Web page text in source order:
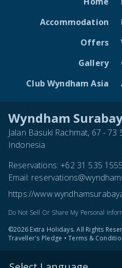
Wyndham
Jalan Basuki Rachmat, 67 - 73
Indonesia
Reservations:+62 31 535 1555
Email:
https://
Do Not Sell Or Share My Personal
©2026 Extra Holidays. All Rights
Traveller's Pledge • Terms &
Accommodation
Offers
Gallery
Club Wyndham Asia